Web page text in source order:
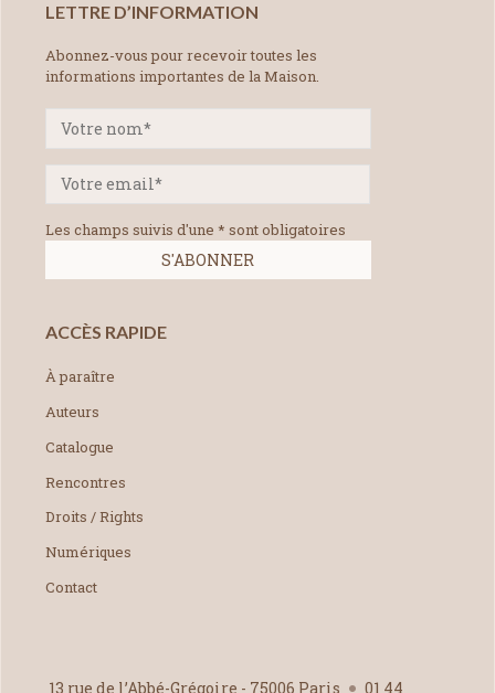
LETTRE D’INFORMATION
Abonnez-vous pour recevoir toutes les
informations importantes de la Maison.
Les champs suivis d'une * sont obligatoires
ACCÈS RAPIDE
À paraître
Auteurs
Catalogue
Rencontres
Droits / Rights
Numériques
Contact
13 rue de l’Abbé-Grégoire - 75006 Paris 01 44